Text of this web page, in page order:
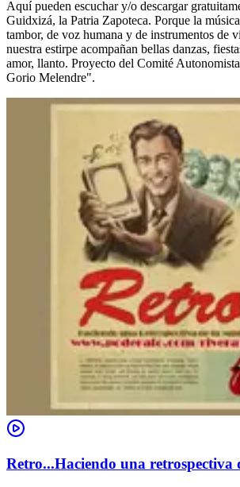
Aquí pueden escuchar y/o descargar
Guidxizá, la Patria Zapoteca. Porque la
tambor, de voz humana y de instrumentos de
nuestra estirpe acompañan bellas danzas,
amor, llanto. Proyecto del Comité
Gorio Melendre".
Retro...Haciendo una retrospectiva